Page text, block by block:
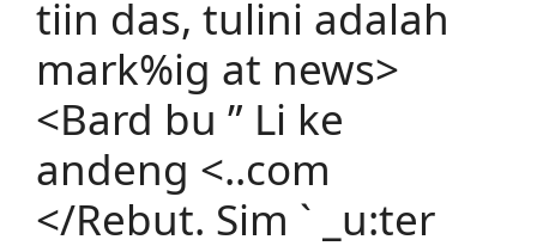
tiin das, tulini adalah
mark%ig at news>
<Bard bu ” Li ke
andeng <..com
</Rebut. Sim ` _u:ter